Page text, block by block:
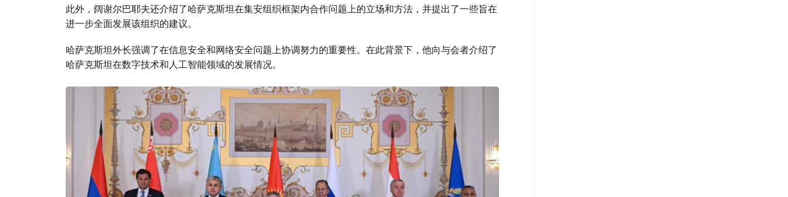
此外，阔谢尔巴耶夫还介绍了哈萨克斯坦在集安组织框架内合作问题上的立场和方法，并提出了一些旨在
进一步全面发展该组织的建议。
哈萨克斯坦外长强调了在信息安全和网络安全问题上协调努力的重要性。在此背景下，他向与会者介绍了
哈萨克斯坦在数字技术和人工智能领域的发展情况。